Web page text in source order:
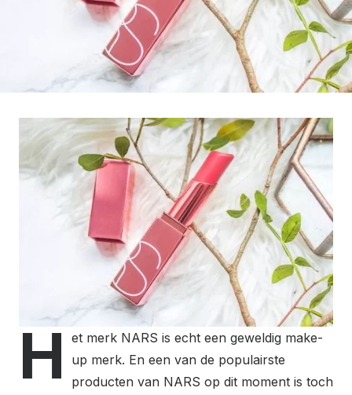
H
et merk NARS is echt een geweldig make-
up merk. En een van de populairste
producten van NARS op dit moment is toch